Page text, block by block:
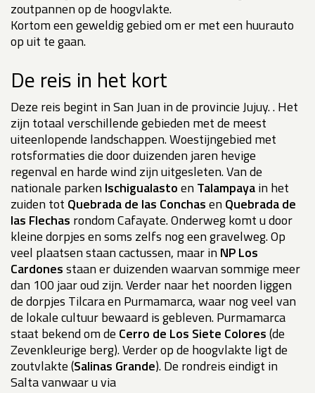
zoutpannen op de hoogvlakte.
Kortom een geweldig gebied om er met een huurauto
op uit te gaan.
De reis in het kort
Deze reis begint in San Juan in de provincie Jujuy. . Het
zijn totaal verschillende gebieden met de meest
uiteenlopende landschappen. Woestijngebied met
rotsformaties die door duizenden jaren hevige
regenval en harde wind zijn uitgesleten. Van de
nationale parken Ischigualastoen Talampayain het
zuiden tot Quebrada de las Conchasen Quebrada de
las Flechas rondom Cafayate. Onderweg komt u door
kleine dorpjes en soms zelfs nog een gravelweg. Op
veel plaatsen staan cactussen, maar in NP Los
Cardonesstaan er duizenden waarvan sommige meer
dan 100 jaar oud zijn. Verder naar het noorden liggen
de dorpjes Tilcara en Purmamarca, waar nog veel van
de lokale cultuur bewaard is gebleven. Purmamarca
staat bekend om de Cerro de Los Siete Colores(de
Zevenkleurige berg). Verder op de hoogvlakte ligt de
zoutvlakte (Salinas Grande). De rondreis eindigt in
Salta vanwaar u via